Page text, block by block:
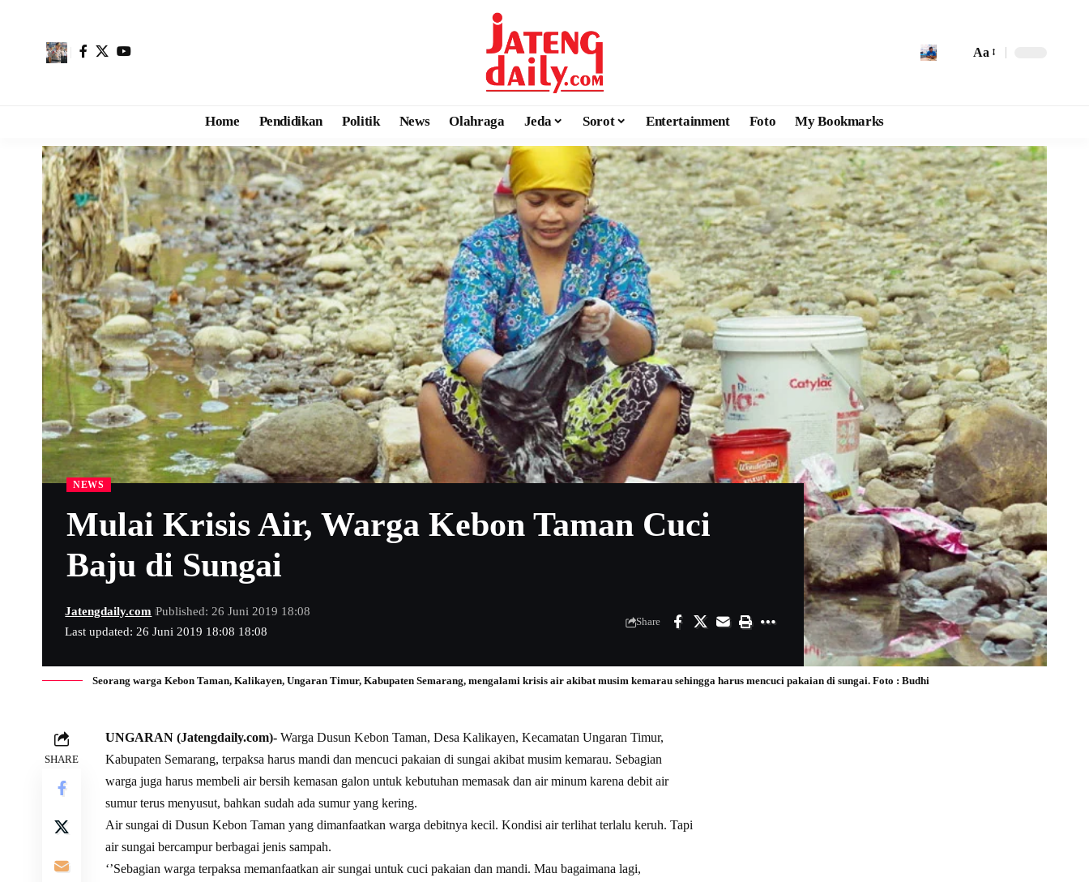
Aa
Home Pendidikan Politik News Olahraga Jeda Sorot Entertainment Foto My Bookmarks
NEWS
Mulai Krisis Air, Warga Kebon Taman Cuci
Baju di Sungai
Last updated: 26 Juni 2019 18:08 18:08
Jatengdaily.com Published: 26 Juni 2019 18:08
Share
Seorang warga Kebon Taman, Kalikayen, Ungaran Timur, Kabupaten Semarang, mengalami krisis air akibat musim kemarau sehingga harus mencuci pakaian di sungai. Foto : Budhi
SHARE
UNGARAN (Jatengdaily.com)- Warga Dusun Kebon Taman, Desa Kalikayen, Kecamatan Ungaran Timur,
Kabupaten Semarang, terpaksa harus mandi dan mencuci pakaian di sungai akibat musim kemarau. Sebagian
warga juga harus membeli air bersih kemasan galon untuk kebutuhan memasak dan air minum karena debit air
sumur terus menyusut, bahkan sudah ada sumur yang kering.
Air sungai di Dusun Kebon Taman yang dimanfaatkan warga debitnya kecil. Kondisi air terlihat terlalu keruh. Tapi
air sungai bercampur berbagai jenis sampah.
‘’Sebagian warga terpaksa memanfaatkan air sungai untuk cuci pakaian dan mandi. Mau bagaimana lagi,